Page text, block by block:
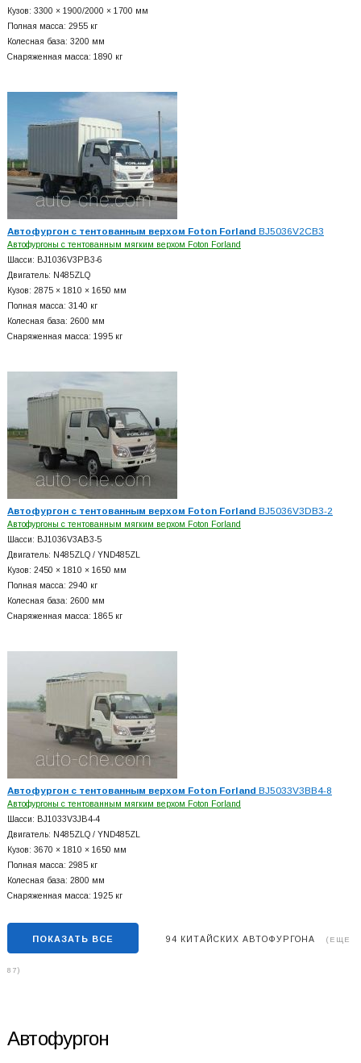
Кузов: 3300 × 1900/2000 × 1700 мм
Полная масса: 2955 кг
Колесная база: 3200 мм
Снаряженная масса: 1890 кг
Автофургон с тентованным верхом Foton Forland BJ5036V2CB3
Автофургоны с тентованным мягким верхом Foton Forland
Шасси: BJ1036V3PB3-6
Двигатель: N485ZLQ
Кузов: 2875 × 1810 × 1650 мм
Полная масса: 3140 кг
Колесная база: 2600 мм
Снаряженная масса: 1995 кг
Автофургон с тентованным верхом Foton Forland BJ5036V3DB3-2
Автофургоны с тентованным мягким верхом Foton Forland
Шасси: BJ1036V3AB3-5
Двигатель: N485ZLQ / YND485ZL
Кузов: 2450 × 1810 × 1650 мм
Полная масса: 2940 кг
Колесная база: 2600 мм
Снаряженная масса: 1865 кг
Автофургон с тентованным верхом Foton Forland BJ5033V3BB4-8
Автофургоны с тентованным мягким верхом Foton Forland
Шасси: BJ1033V3JB4-4
Двигатель: N485ZLQ / YND485ZL
Кузов: 3670 × 1810 × 1650 мм
Полная масса: 2985 кг
Колесная база: 2800 мм
Снаряженная масса: 1925 кг
ПОКАЗАТЬ ВСЕ 94 КИТАЙСКИХ АВТОФУРГОНА (ЕЩЕ
87)
Автофургон